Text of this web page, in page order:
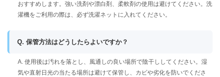
おすすめします。強い洗剤や漂白剤、柔軟剤の使用は避けてください。洗
濯機をご利用の際は、必ず洗濯ネットに入れてください。
Q. 保管方法はどうしたらよいですか？
A. 使用後は汚れを落とし、風通しの良い場所で陰干ししてください。湿
気や直射日光の当たる場所は避けて保管し、カビや劣化を防いでくださ